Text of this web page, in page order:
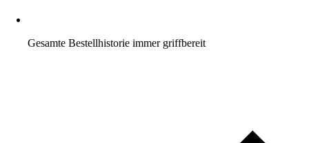
Gesamte Bestellhistorie immer griffbereit